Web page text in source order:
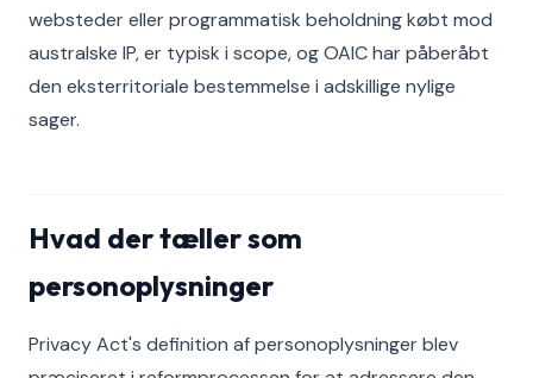
websteder eller programmatisk beholdning købt mod
australske IP, er typisk i scope, og OAIC har påberåbt
den eksterritoriale bestemmelse i adskillige nylige
sager.
Hvad der tæller som
personoplysninger
Privacy Act's definition af personoplysninger blev